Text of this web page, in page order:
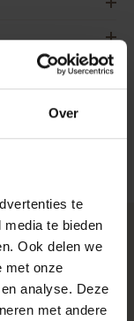
Over
te
te bieden
Ook delen we
met onze
analyse. Deze
met andere